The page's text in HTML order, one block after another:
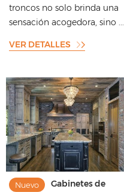
troncos no solo brinda una
sensación acogedora, sino ...
VER DETALLES
Nuevo
Gabinetes de